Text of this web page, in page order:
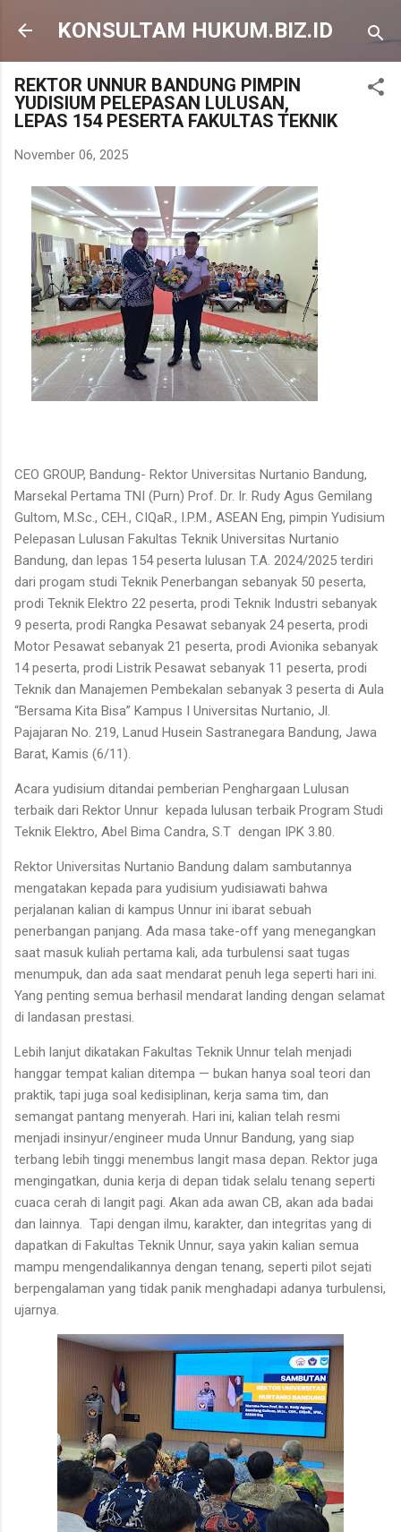
Langsung ke konten utama
KONSULTAM HUKUM.BIZ.ID
REKTOR UNNUR BANDUNG PIMPIN
YUDISIUM PELEPASAN LULUSAN,
LEPAS 154 PESERTA FAKULTAS TEKNIK
November 06, 2025
CEO GROUP, Bandung- Rektor Universitas Nurtanio Bandung,
Marsekal Pertama TNI (Purn) Prof. Dr. Ir. Rudy Agus Gemilang
Gultom, M.Sc., CEH., CIQaR., I.P.M., ASEAN Eng, pimpin Yudisium
Pelepasan Lulusan Fakultas Teknik Universitas Nurtanio
Bandung, dan lepas 154 peserta lulusan T.A. 2024/2025 terdiri
dari progam studi Teknik Penerbangan sebanyak 50 peserta,
prodi Teknik Elektro 22 peserta, prodi Teknik Industri sebanyak
9 peserta, prodi Rangka Pesawat sebanyak 24 peserta, prodi
Motor Pesawat sebanyak 21 peserta, prodi Avionika sebanyak
14 peserta, prodi Listrik Pesawat sebanyak 11 peserta, prodi
Teknik dan Manajemen Pembekalan sebanyak 3 peserta di Aula
“Bersama Kita Bisa” Kampus I Universitas Nurtanio, Jl.
Pajajaran No. 219, Lanud Husein Sastranegara Bandung, Jawa
Barat, Kamis (6/11).
Acara yudisium ditandai pemberian Penghargaan Lulusan
terbaik dari Rektor Unnur kepada lulusan terbaik Program Studi
Teknik Elektro, Abel Bima Candra, S.T dengan IPK 3.80.
Rektor Universitas Nurtanio Bandung dalam sambutannya
mengatakan kepada para yudisium yudisiawati bahwa
perjalanan kalian di kampus Unnur ini ibarat sebuah
penerbangan panjang. Ada masa take-off yang menegangkan
saat masuk kuliah pertama kali, ada turbulensi saat tugas
menumpuk, dan ada saat mendarat penuh lega seperti hari ini.
Yang penting semua berhasil mendarat landing dengan selamat
di landasan prestasi.
Lebih lanjut dikatakan Fakultas Teknik Unnur telah menjadi
hanggar tempat kalian ditempa — bukan hanya soal teori dan
praktik, tapi juga soal kedisiplinan, kerja sama tim, dan
semangat pantang menyerah. Hari ini, kalian telah resmi
menjadi insinyur/engineer muda Unnur Bandung, yang siap
terbang lebih tinggi menembus langit masa depan. Rektor juga
mengingatkan, dunia kerja di depan tidak selalu tenang seperti
cuaca cerah di langit pagi. Akan ada awan CB, akan ada badai
dan lainnya. Tapi dengan ilmu, karakter, dan integritas yang di
dapatkan di Fakultas Teknik Unnur, saya yakin kalian semua
mampu mengendalikannya dengan tenang, seperti pilot sejati
berpengalaman yang tidak panik menghadapi adanya turbulensi,
ujarnya.